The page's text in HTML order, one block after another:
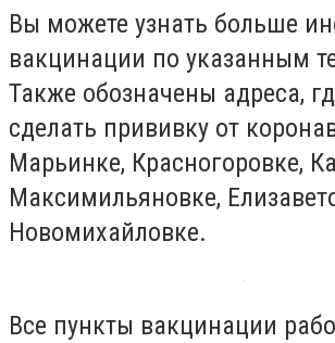
Вы можете узнать больше
вакцинации по указанным
Также обозначены адреса,
сделать прививку от
Марьинке, Красногоровке,
Максимильяновке,
Новомихайловке.
Все пункты вакцинации